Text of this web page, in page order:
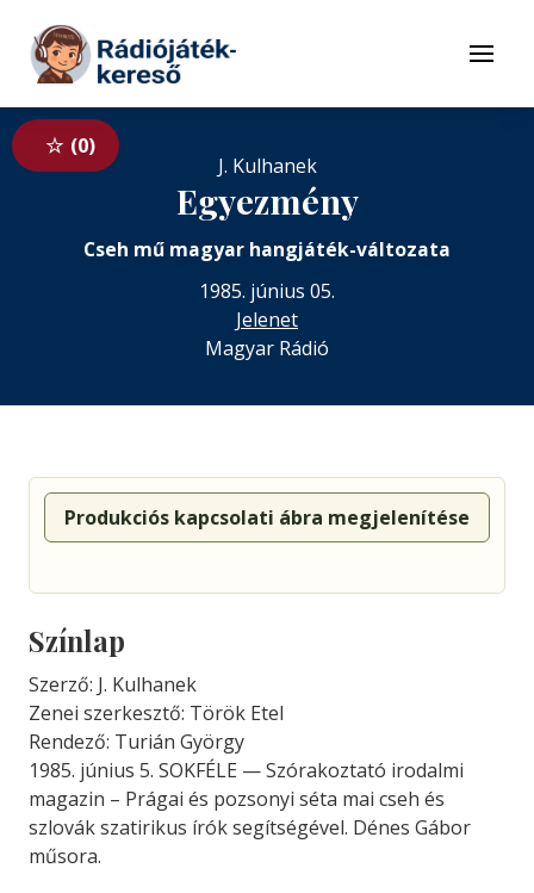
Tovább a tartalomhoz
Menü
0
J. Kulhanek
Egyezmény
Cseh mű magyar hangjáték-változata
1985. június 05.
Jelenet
Magyar Rádió
Produkciós kapcsolati ábra megjelenítése
Színlap
Szerző: J. Kulhanek
Zenei szerkesztő: Török Etel
Rendező: Turián György
1985. június 5. SOKFÉLE — Szórakoztató irodalmi
magazin – Prágai és pozsonyi séta mai cseh és
szlovák szatirikus írók segítségével. Dénes Gábor
műsora.